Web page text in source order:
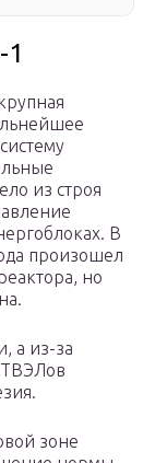
из строя
В
произошел
но
а из-за
зоне